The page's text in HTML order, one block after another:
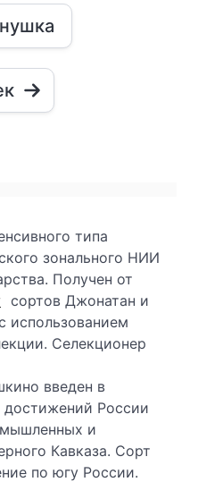
типа
зонального НИИ
Получен от
сортов Джонатан и
использованием
Селекционер
введен в
достижений России
и
Кавказа. Сорт
по югу России.